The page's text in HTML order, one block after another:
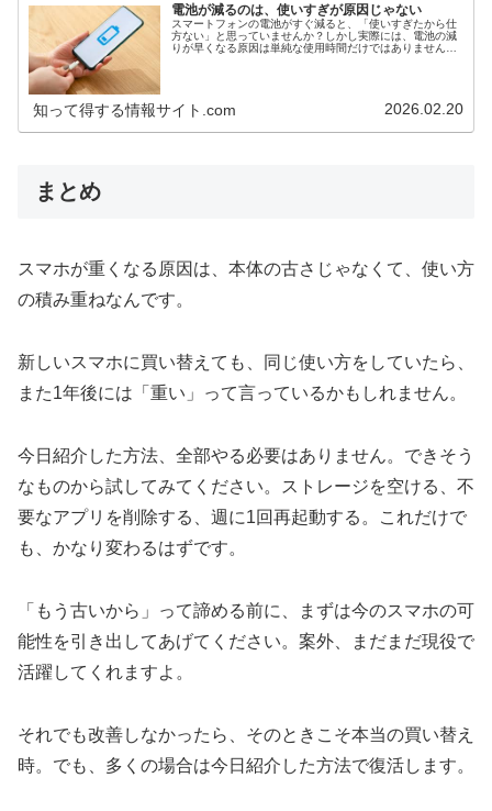
電池が減るのは、使いすぎが原因じゃない
スマートフォンの電池がすぐ減ると、「使いすぎたから仕
方ない」と思っていませんか？しかし実際には、電池の減
りが早くなる原因は単純な使用時間だけではありません。
知って得する情報サイト.com 2026.02.20
まとめ
スマホが重くなる原因は、本体の古さじゃなくて、使い方
の積み重ねなんです。
新しいスマホに買い替えても、同じ使い方をしていたら、
また1年後には「重い」って言っているかもしれません。
今日紹介した方法、全部やる必要はありません。できそう
なものから試してみてください。ストレージを空ける、不
要なアプリを削除する、週に1回再起動する。これだけで
も、かなり変わるはずです。
「もう古いから」って諦める前に、まずは今のスマホの可
能性を引き出してあげてください。案外、まだまだ現役で
活躍してくれますよ。
それでも改善しなかったら、そのときこそ本当の買い替え
時。でも、多くの場合は今日紹介した方法で復活します。